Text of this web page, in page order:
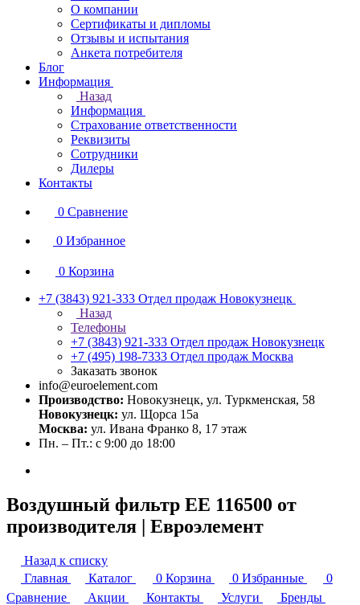
О компании
Сертификаты и дипломы
Отзывы и испытания
Анкета потребителя
Блог
Информация
Назад
Информация
Страхование ответственности
Реквизиты
Сотрудники
Дилеры
Контакты
0 Сравнение
0 Избранное
0 Корзина
+7 (3843) 921-333 Отдел продаж Новокузнецк
Назад
Телефоны
+7 (3843) 921-333 Отдел продаж Новокузнецк
+7 (495) 198-7333 Отдел продаж Москва
Заказать звонок
info@euroelement.com
Производство: Новокузнецк, ул. Туркменская, 58
Новокузнецк: ул. Щорса 15а
Москва: ул. Ивана Франко 8, 17 этаж
Пн. – Пт.: с 9:00 до 18:00
Воздушный фильтр ЕЕ 116500 от
производителя | Евроэлемент
Назад к списку
Главная
Каталог 0 Корзина 0 Избранные
0
Сравнение
Акции Контакты Услуги
Бренды